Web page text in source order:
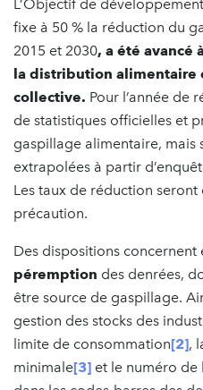
L’Objectif de
fixe à 50 % la réduction du
2015 et 2030, a été avancé
la distribution alimentaire
collective. Pour l’année de
de statistiques officielles et
gaspillage alimentaire, mais
extrapolées à partir
Les taux de réduction
précaution.
Des dispositions concernent
péremption des denrées,
être source de gaspillage.
gestion des stocks des
limite de consommation[2],
minimale[3] et le numéro